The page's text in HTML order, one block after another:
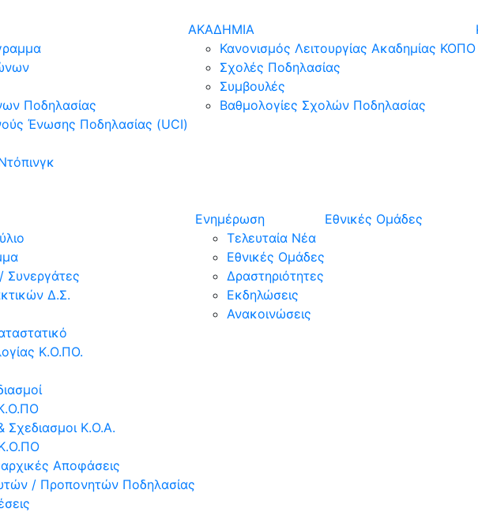
Ποδηλασίας
Ένωσης Ποδηλασίας (UCI)
ΑΚΑΔΗΜΙΑ
Κανονισμός Λειτουργίας Ακαδημίας ΚΟΠΟ
Σχολές Ποδηλασίας
Συμβουλές
Βαθμολογίες Σχολών Ποδηλασίας
Συνεργάτες
Δ.Σ.
Κ.Ο.ΠΟ.
Σχεδιασμοι Κ.Ο.Α.
Αποφάσεις
/ Προπονητών Ποδηλασίας
Ενημέρωση
Τελευταία Νέα
Εθνικές Ομάδες
Δραστηριότητες
Εκδηλώσεις
Ανακοινώσεις
Εθνικές Ομάδες